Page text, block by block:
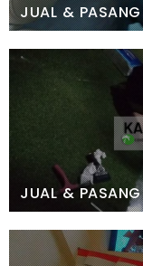
JUAL &
JUAL &